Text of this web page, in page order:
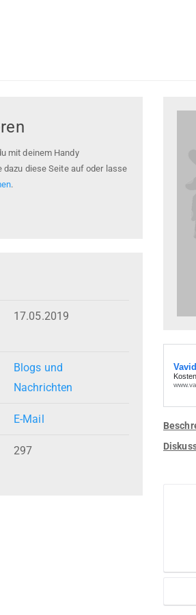
mit deinem Handy
dazu diese Seite auf oder lasse
.
17.05.2019
Blogs und
Nachrichten
E-Mail
297